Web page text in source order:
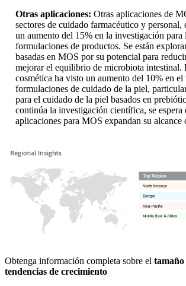
Otras aplicaciones: Otras aplicaciones de
sectores de cuidado farmacéutico y personal,
un aumento del 15% en la investigación para
formulaciones de productos. Se están
basadas en MOS por su potencial para
mejorar el equilibrio de microbiota intestinal.
cosmética ha visto un aumento del 10% en
formulaciones de cuidado de la piel,
para el cuidado de la piel basados ​​en
continúa la investigación científica, se espera
aplicaciones para MOS expandan su alcance
Obtenga información completa sobre el
tendencias de crecimiento